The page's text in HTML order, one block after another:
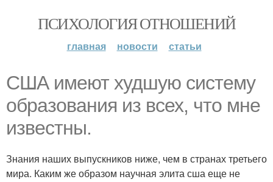
ПСИХОЛОГИЯ ОТНОШЕНИЙ
главная новости статьи
США имеют худшую систему
образования из всех, что мне
известны.
Знания наших выпускников ниже, чем в странах третьего
мира. Каким же образом научная элита сша еще не